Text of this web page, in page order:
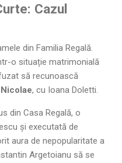
Cazul
din Familia Regală.
o situație matrimonială
să recunoască
, cu Ioana Doletti.
din Casa Regală, o
și executată de
aura de nepopularitate a
Argetoianu să se